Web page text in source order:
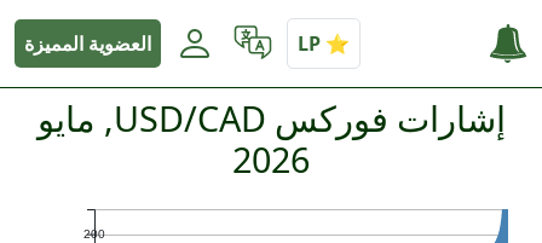
العضوية المميزة
إشارات فوركس USD/CAD, مايو
2026
200